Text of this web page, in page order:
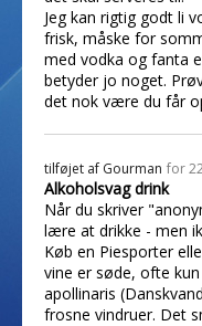
Jeg kan rigtig godt li
frisk, måske for
med vodka og fanta
betyder jo noget.
det nok være du får
tilføjet af Gourman for
Alkoholsvag drink
Når du skriver
lære at drikke - men
Køb en Piesporter
vine er søde, ofte
apollinaris
frosne vindruer. Det